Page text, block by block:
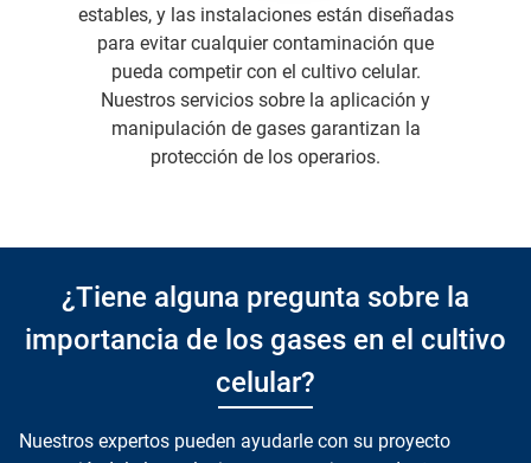
estables, y las instalaciones están diseñadas
para evitar cualquier contaminación que
pueda competir con el cultivo celular.
Nuestros servicios sobre la aplicación y
manipulación de gases garantizan la
protección de los operarios.
¿Tiene alguna pregunta sobre la
importancia de los gases en el cultivo
celular?
Nuestros expertos pueden ayudarle con su proyecto